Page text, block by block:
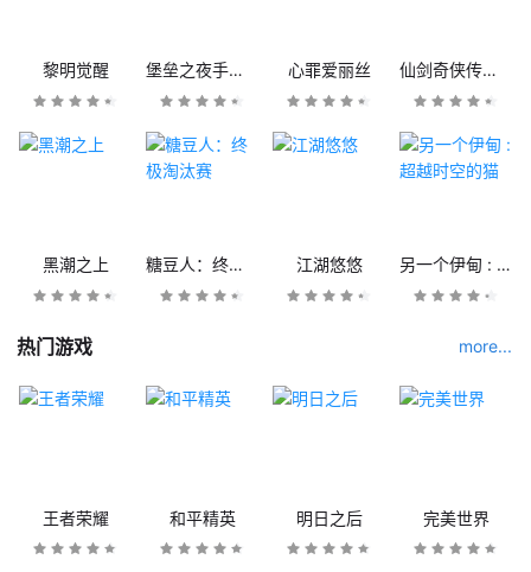
黎明觉醒 堡垒之夜手机版 心罪爱丽丝 仙剑奇侠传九野
黑潮之上 糖豆人：终极淘汰赛 江湖悠悠 另一个伊甸 : 超越时空的猫
热门游戏 more...
王者荣耀 和平精英 明日之后 完美世界